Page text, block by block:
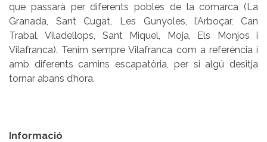
que passarà per diferents pobles de la comarca (La
Granada, Sant Cugat, Les Gunyoles, l’Arboçar, Can
Trabal, Viladellops, Sant Miquel, Moja, Els Monjos i
Vilafranca). Tenim sempre Vilafranca com a referència i
amb diferents camins escapatòria, per si algú desitja
tornar abans d’hora.
Informació